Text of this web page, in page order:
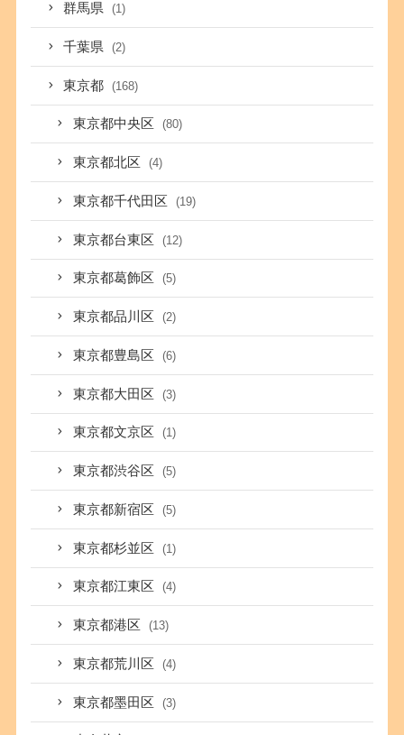
群馬県 (1)
千葉県 (2)
東京都 (168)
東京都中央区 (80)
東京都北区 (4)
東京都千代田区 (19)
東京都台東区 (12)
東京都葛飾区 (5)
東京都品川区 (2)
東京都豊島区 (6)
東京都大田区 (3)
東京都文京区 (1)
東京都渋谷区 (5)
東京都新宿区 (5)
東京都杉並区 (1)
東京都江東区 (4)
東京都港区 (13)
東京都荒川区 (4)
東京都墨田区 (3)